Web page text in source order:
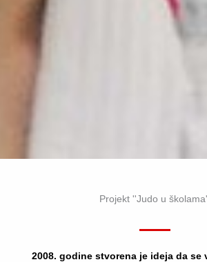
Projekt ''Judo u
2008. godine stvorena je ideja da se